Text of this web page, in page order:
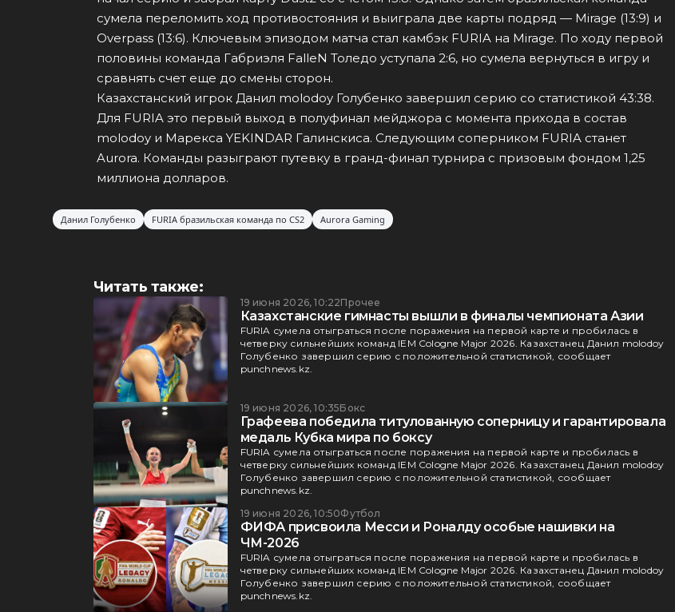
сумела переломить ход противостояния и выиграла две карты подряд — Mirage (13:9) и
Overpass (13:6). Ключевым эпизодом матча стал камбэк FURIA на Mirage. По ходу первой
половины команда Габриэля FalleN Толедо уступала 2:6, но сумела вернуться в игру и
сравнять счет еще до смены сторон.
Казахстанский игрок Данил molodoy Голубенко завершил серию со статистикой 43:38.
Для FURIA это первый выход в полуфинал мейджора с момента прихода в состав
molodoy и Марекса YEKINDAR Галинскиса. Следующим соперником FURIA станет
Aurora. Команды разыграют путевку в гранд-финал турнира с призовым фондом 1,25
миллиона долларов.
Данил Голубенко FURIA бразильская команда по CS2 Aurora Gaming
Читать также:
19 июня 2026, 10:22Прочее
Казахстанские гимнасты вышли в финалы чемпионата Азии
FURIA сумела отыграться после поражения на первой карте и пробилась в
четверку сильнейших команд IEM Cologne Major 2026. Казахстанец Данил molodoy
Голубенко завершил серию с положительной статистикой, сообщает
punchnews.kz.
19 июня 2026, 10:35Бокс
Графеева победила титулованную соперницу и гарантировала
медаль Кубка мира по боксу
FURIA сумела отыграться после поражения на первой карте и пробилась в
четверку сильнейших команд IEM Cologne Major 2026. Казахстанец Данил molodoy
Голубенко завершил серию с положительной статистикой, сообщает
punchnews.kz.
19 июня 2026, 10:50Футбол
ФИФА присвоила Месси и Роналду особые нашивки на
ЧМ-2026
FURIA сумела отыграться после поражения на первой карте и пробилась в
четверку сильнейших команд IEM Cologne Major 2026. Казахстанец Данил molodoy
Голубенко завершил серию с положительной статистикой, сообщает
punchnews.kz.